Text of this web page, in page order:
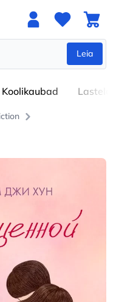
Leia
Koolikaubad Lastele